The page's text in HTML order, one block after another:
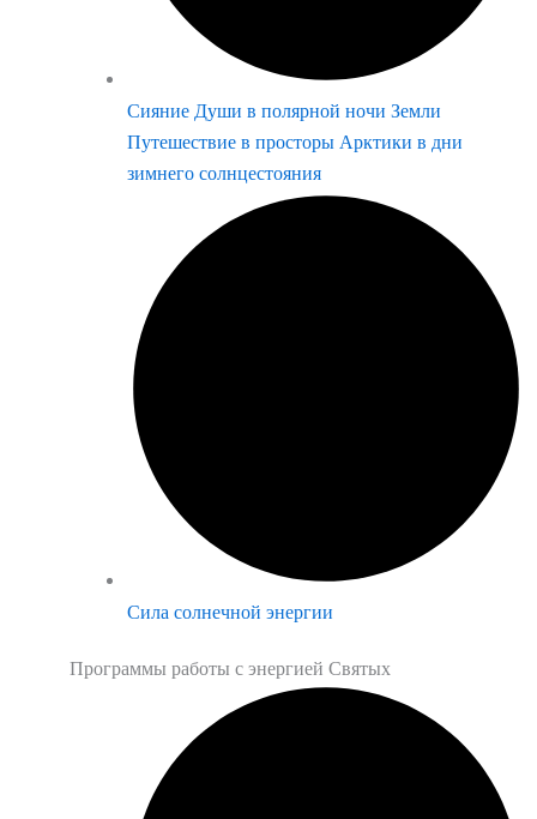
Сияние Души в полярной ночи Земли
Путешествие в просторы Арктики в дни
зимнего солнцестояния
Сила солнечной энергии
Программы работы с энергией Святых